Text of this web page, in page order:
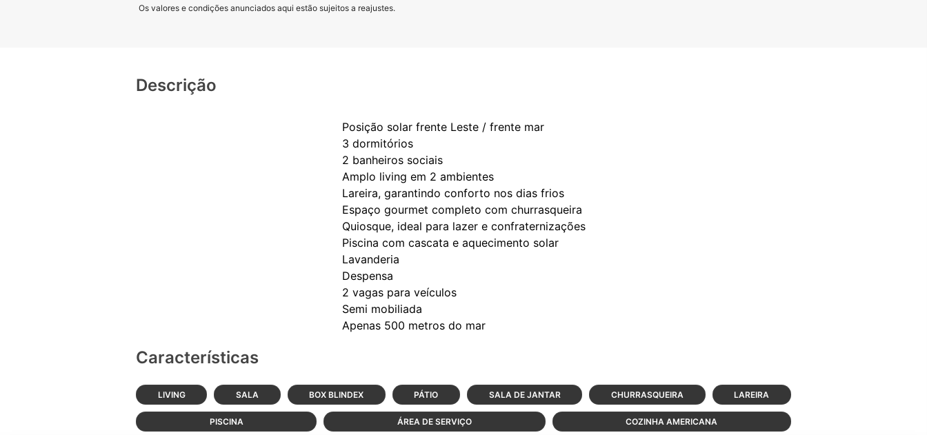
Os valores e condições anunciados aqui estão sujeitos a reajustes.
Descrição
Posição solar frente Leste / frente mar
3 dormitórios
2 banheiros sociais
Amplo living em 2 ambientes
Lareira, garantindo conforto nos dias frios
Espaço gourmet completo com churrasqueira
Quiosque, ideal para lazer e confraternizações
Piscina com cascata e aquecimento solar
Lavanderia
Despensa
2 vagas para veículos
Semi mobiliada
Apenas 500 metros do mar
Características
LIVING SALA BOX BLINDEX PÁTIO SALA DE JANTAR CHURRASQUEIRA LAREIRA
PISCINA ÁREA DE SERVIÇO COZINHA AMERICANA